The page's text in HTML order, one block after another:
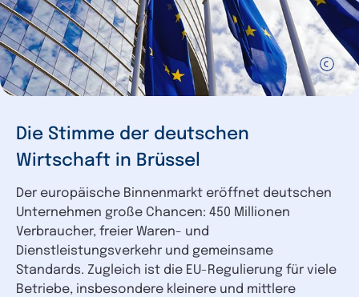
Die Stimme der deutschen
Wirtschaft in Brüssel
Der europäische Binnenmarkt eröffnet deutschen
Unternehmen große Chancen: 450 Millionen
Verbraucher, freier Waren- und
Dienstleistungsverkehr und gemeinsame
Standards. Zugleich ist die EU-Regulierung für viele
Betriebe, insbesondere kleinere und mittlere